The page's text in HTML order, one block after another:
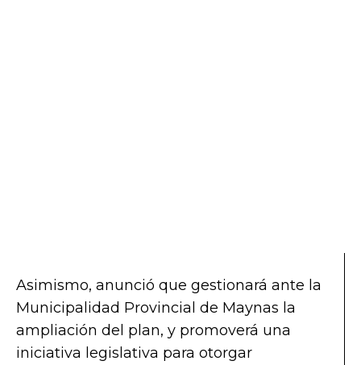
Asimismo, anunció que gestionará ante la
Municipalidad Provincial de Maynas la
ampliación del plan, y promoverá una
iniciativa legislativa para otorgar